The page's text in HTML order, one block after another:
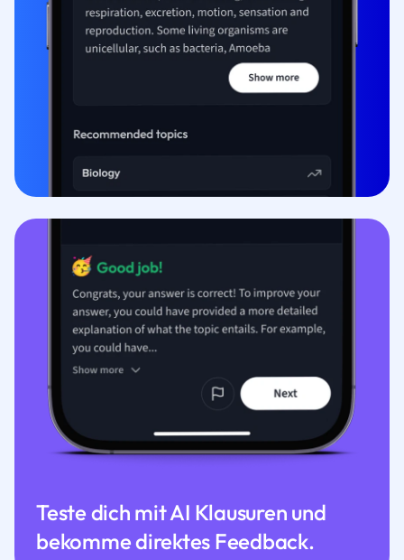
Teste dich mit AI Klausuren und
bekomme direktes Feedback.